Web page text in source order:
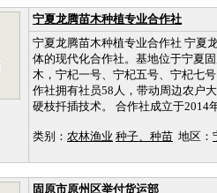
宁夏龙腾苗木种植专业合作社
宁夏龙腾苗木种植专业合作社 宁夏
体的现代化合作社。基地位于宁夏
木，宁杞一号、宁杞五号、宁杞七
作社拥有社员58人，带动周边农户
硬枝扦插技术。 合作社成立于2014
类别： 农林渔业 种子、种苗 地区：
固原市原州区举付货运部